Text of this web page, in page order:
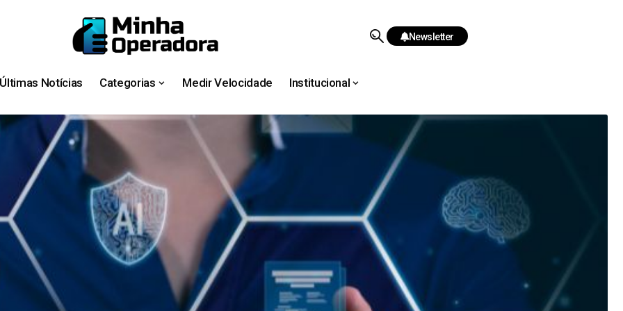
Newsletter
Últimas Notícias Categorias Medir Velocidade Institucional